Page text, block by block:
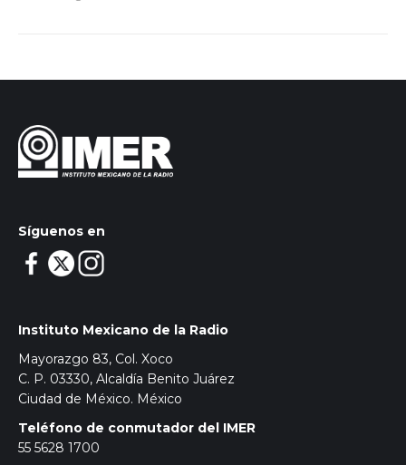
Síguenos en
Instituto Mexicano de la Radio
Mayorazgo 83, Col. Xoco
C. P. 03330, Alcaldía Benito Juárez
Ciudad de México. México
Teléfono de conmutador del IMER
55 5628 1700